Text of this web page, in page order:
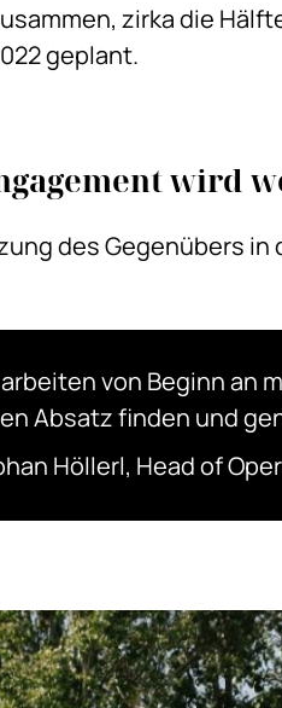
zirka die
geplant.
wird
des Gegenübers
arbeiten von Beginn an
Absatz finden und
Höllerl, Head of